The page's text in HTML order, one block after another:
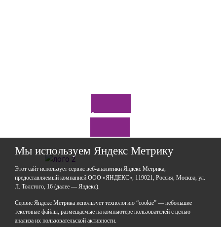
Задайте нам вопрос
Мы используем Яндекс Метрику
Этот сайт использует сервис веб-аналитики Яндекс Метрика,
предоставляемый компанией ООО «ЯНДЕКС», 119021, Россия, Москва, ул.
Л. Толстого, 16 (далее — Яндекс).
Сервис Яндекс Метрика использует технологию “cookie” — небольшие
текстовые файлы, размещаемые на компьютере пользователей с целью
анализа их пользовательской активности.
ГАОУДО «Центр развития талантов «Аврора»
ИНН: 0277946670
ОГРН: 119028008662
Юридический адрес: 450112, Российская Федерация,